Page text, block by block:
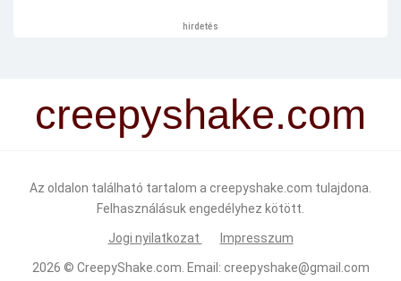
hirdetés
creepyshake.com
Az oldalon található tartalom a creepyshake.com tulajdona.
Felhasználásuk engedélyhez kötött.
Jogi nyilatkozat Impresszum
2026 © CreepyShake.com. Email: creepyshake@gmail.com